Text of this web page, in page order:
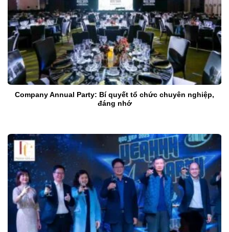
Company Annual Party: Bí quyết tổ chức chuyên nghiệp,
đáng nhớ